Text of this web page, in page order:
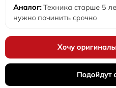
Техника старше 5
нужно починить срочно
Хочу
Подойдут